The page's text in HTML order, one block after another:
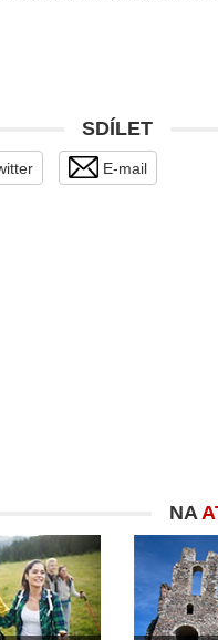
SDÍLET
E-mail
NA